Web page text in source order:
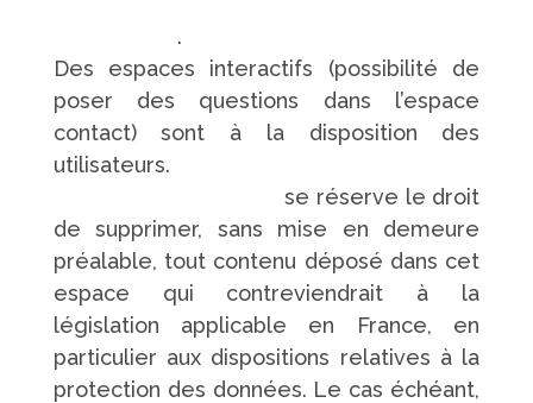
.
Des espaces interactifs (possibilité de
poser des questions dans l’espace
contact) sont à la disposition des
utilisateurs.
se réserve le droit
de supprimer, sans mise en demeure
préalable, tout contenu déposé dans cet
espace qui contreviendrait à la
législation applicable en France, en
particulier aux dispositions relatives à la
protection des données. Le cas échéant,